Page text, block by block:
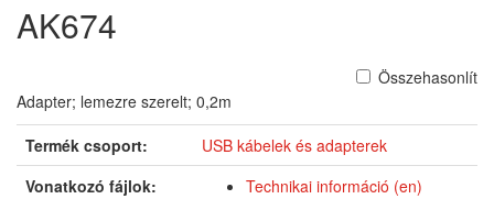
AK674
Összehasonlít
Adapter; lemezre szerelt; 0,2m
Termék csoport:
USB kábelek és adapterek
Vonatkozó fájlok:
Technikai információ (en)